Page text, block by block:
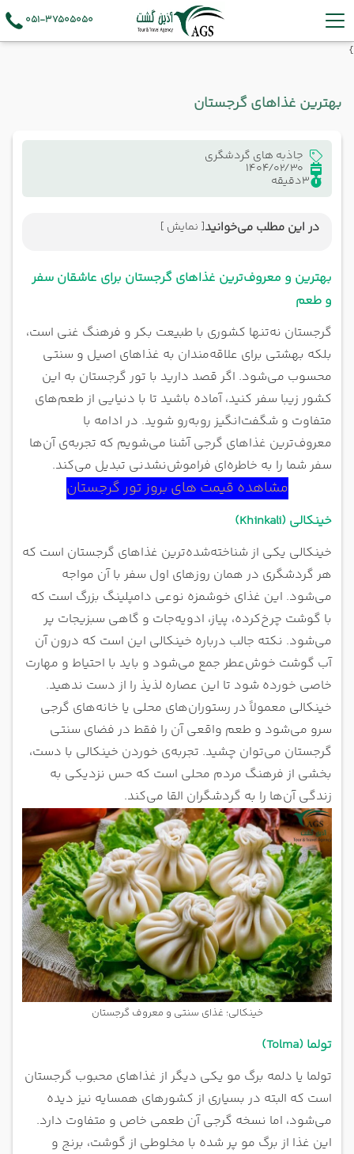
051-37505050
}
بهترین غذاهای گرجستان
جاذبه های گردشگری
1404/02/30
3دقیقه
در این مطلب می‌خوانید[ نمایش ]
و طعم
بهترین و معروف‌ترین غذاهای گرجستان برای عاشقان سفر
و طعم
گرجستان نه‌تنها کشوری با طبیعت بکر و فرهنگ غنی است،
بلکه بهشتی برای علاقه‌مندان به غذاهای اصیل و سنتی
محسوب می‌شود. اگر قصد دارید با تور گرجستان به این
کشور زیبا سفر کنید، آماده باشید تا با دنیایی از طعم‌های
متفاوت و شگفت‌انگیز روبه‌رو شوید. در ادامه با
معروف‌ترین غذاهای گرجی آشنا می‌شویم که تجربه‌ی آن‌ها
سفر شما را به خاطره‌ای فراموش‌نشدنی تبدیل می‌کند.
مشاهده قیمت های بروز تور گرجستان
خینکالی (Khinkali)
خینکالی یکی از شناخته‌شده‌ترین غذاهای گرجستان است که
هر گردشگری در همان روزهای اول سفر با آن مواجه
می‌شود. این غذای خوشمزه نوعی دامپلینگ بزرگ است که
با گوشت چرخ‌کرده، پیاز، ادویه‌جات و گاهی سبزیجات پر
می‌شود. نکته جالب درباره خینکالی این است که درون آن
آب گوشت خوش‌عطر جمع می‌شود و باید با احتیاط و مهارت
خاصی خورده شود تا این عصاره لذیذ را از دست ندهید.
خینکالی معمولاً در رستوران‌های محلی یا خانه‌های گرجی
سرو می‌شود و طعم واقعی آن را فقط در فضای سنتی
گرجستان می‌توان چشید. تجربه‌ی خوردن خینکالی با دست،
بخشی از فرهنگ مردم محلی است که حس نزدیکی به
زندگی آن‌ها را به گردشگران القا می‌کند.
خینکالی؛ غذای سنتی و معروف گرجستان
تولما (Tolma)
تولما یا دلمه برگ مو یکی دیگر از غذاهای محبوب گرجستان
است که البته در بسیاری از کشورهای همسایه نیز دیده
می‌شود، اما نسخه گرجی آن طعمی خاص و متفاوت دارد.
این غذا از برگ مو پر شده با مخلوطی از گوشت، برنج و